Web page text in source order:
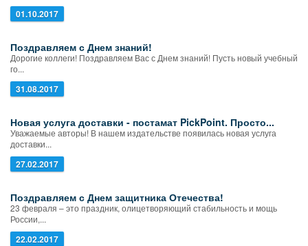
01.10.2017
Поздравляем с Днем знаний!
Дорогие коллеги! Поздравляем Вас с Днем знаний! Пусть новый учебный
го...
31.08.2017
Новая услуга доставки - постамат PickPoint. Просто...
Уважаемые авторы! В нашем издательстве появилась новая услуга
доставки...
27.02.2017
Поздравляем с Днем защитника Отечества!
23 февраля – это праздник, олицетворяющий стабильность и мощь
России,...
22.02.2017